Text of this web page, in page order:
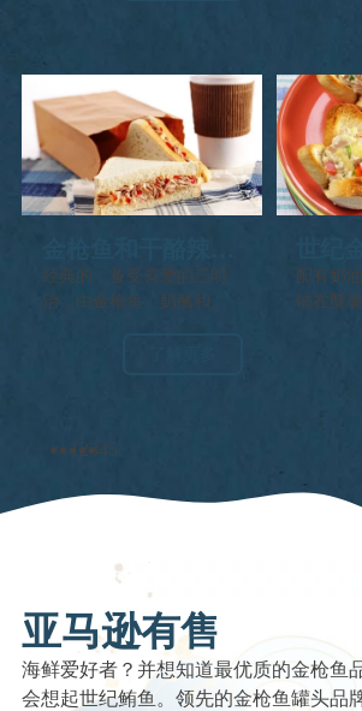
面包烤焦。
三明治
经典的，备受喜爱的三明
治，由金枪鱼、奶酪和辣
配有奶
铺在酥
12345
亚马逊有售
海鲜爱好者？并想知道最优质的金枪鱼
会想起世纪鲔鱼。领先的金枪鱼罐头品